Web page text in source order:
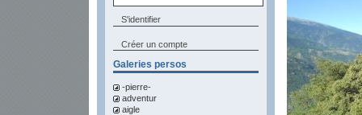
Créer un compte
Galeries persos
-pierre-
adventur
aigle